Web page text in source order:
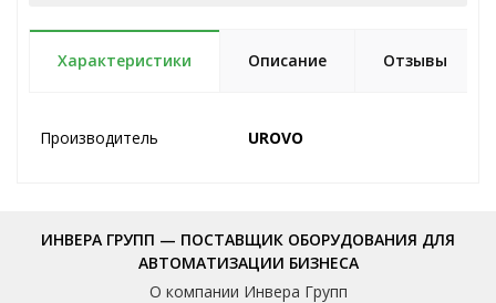
Характеристики Описание Отзывы
Производитель UROVO
ИНВЕРА ГРУПП — ПОСТАВЩИК ОБОРУДОВАНИЯ ДЛЯ
АВТОМАТИЗАЦИИ БИЗНЕСА
О компании Инвера Групп